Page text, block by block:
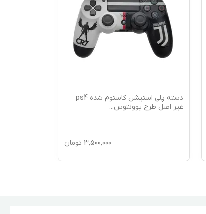
دسته پلی استیشن کاستوم شده ps4
غیر اصل طرح یوونتوس...
3,500,000 تومان